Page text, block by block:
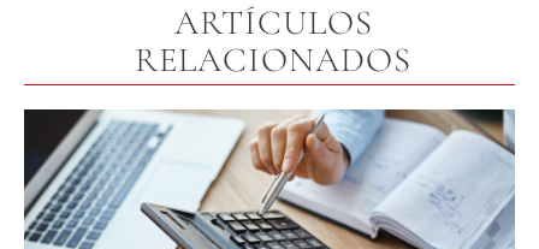
ARTÍCULOS
RELACIONADOS